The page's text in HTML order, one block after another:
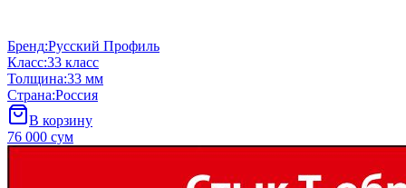
Бренд:Русский Профиль
Класс:33 класс
Толщина:33 мм
Страна:Россия
В корзину
76 000 сум